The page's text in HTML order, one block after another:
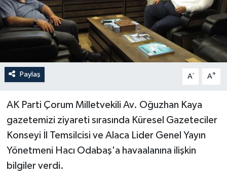
Paylaş A- A+
AK Parti Çorum Milletvekili Av. Oğuzhan Kaya
gazetemizi ziyareti sırasında Küresel Gazeteciler
Konseyi İl Temsilcisi ve Alaca Lider Genel Yayın
Yönetmeni Hacı Odabaş'a havaalanına ilişkin
bilgiler verdi.